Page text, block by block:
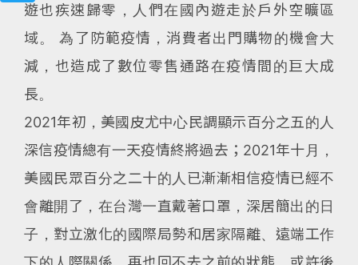
遊也疾速歸零，人們在國內遊走於戶外空曠區
域。 為了防範疫情，消費者出門購物的機會大
減，也造成了數位零售通路在疫情間的巨大成
長。
2021年初，美國皮尤中心民調顯示百分之五的人
深信疫情總有一天疫情終將過去；2021年十月，
美國民眾百分之二十的人已漸漸相信疫情已經不
會離開了，在台灣一直戴著口罩，深居簡出的日
子，對立激化的國際局勢和居家隔離、遠端工作